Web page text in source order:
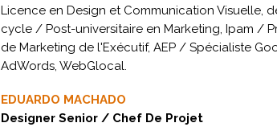
Licence en Design et Communication Visuelle,
cycle / Post-universitaire en Marketing, Ipam /
de Marketing de l'Exécutif, AEP / Spécialiste
AdWords, WebGlocal.
EDUARDO MACHADO
Designer Senior / Chef De Projet